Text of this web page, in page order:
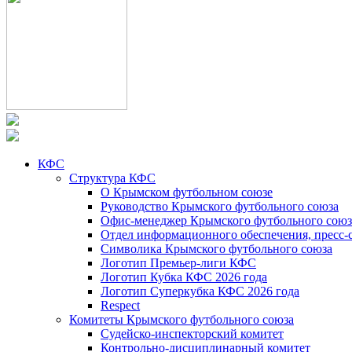
КФС
Структура КФС
О Крымском футбольном союзе
Руководство Крымского футбольного союза
Офис-менеджер Крымского футбольного
Отдел информационного обеспечения, пресс-
Символика Крымского футбольного союза
Логотип Премьер-лиги КФС
Логотип Кубка КФС 2026 года
Логотип Суперкубка КФС 2026 года
Respect
Комитеты Крымского футбольного союза
Судейско-инспекторский комитет
Контрольно-дисциплинарный комитет